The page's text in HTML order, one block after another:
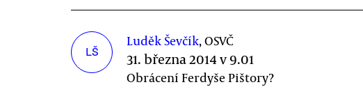
LŠ
Luděk Ševčík, OSVČ
31. března 2014 v 9.01
Obrácení Ferdyše Pištory?